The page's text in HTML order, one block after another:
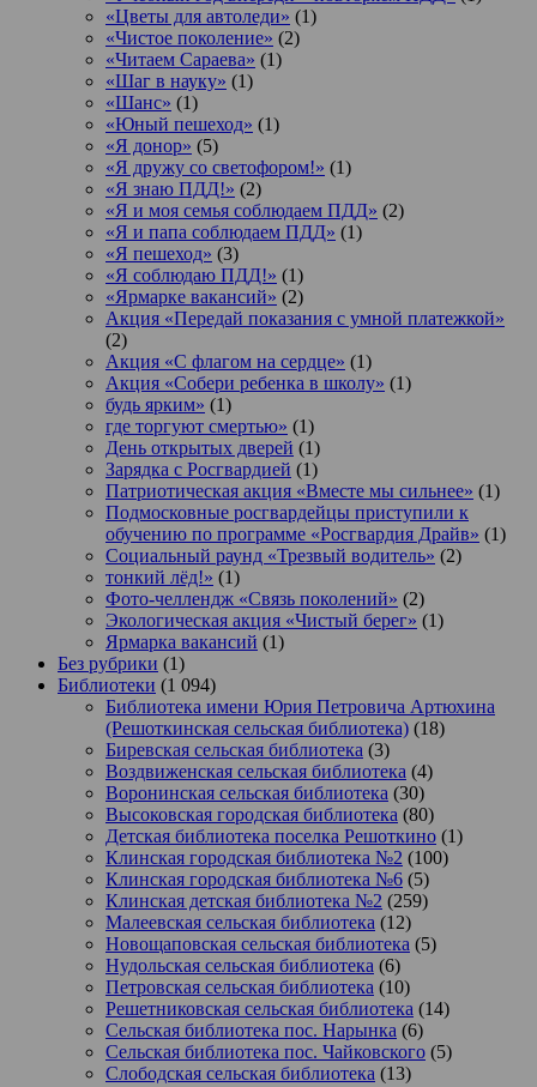
«Цветы для автоледи» (1)
«Чистое поколение» (2)
«Читаем Сараева» (1)
«Шаг в науку» (1)
«Шанс» (1)
«Юный пешеход» (1)
«Я донор» (5)
«Я дружу со светофором!» (1)
«Я знаю ПДД!» (2)
«Я и моя семья соблюдаем ПДД» (2)
«Я и папа соблюдаем ПДД» (1)
«Я пешеход» (3)
«Я соблюдаю ПДД!» (1)
«Ярмарке вакансий» (2)
Акция «Передай показания с умной платежкой»
(2)
Акция «С флагом на сердце» (1)
Акция «Собери ребенка в школу» (1)
будь ярким» (1)
где торгуют смертью» (1)
День открытых дверей (1)
Зарядка с Росгвардией (1)
Патриотическая акция «Вместе мы сильнее» (1)
Подмосковные росгвардейцы приступили к
обучению по программе «Росгвардия Драйв» (1)
Социальный раунд «Трезвый водитель» (2)
тонкий лёд!» (1)
Фото-челлендж «Связь поколений» (2)
Экологическая акция «Чистый берег» (1)
Ярмарка вакансий (1)
Без рубрики (1)
Библиотеки (1 094)
Библиотека имени Юрия Петровича Артюхина
(Решоткинская сельская библиотека) (18)
Биревская сельская библиотека (3)
Воздвиженская сельская библиотека (4)
Воронинская сельская библиотека (30)
Высоковская городская библиотека (80)
Детская библиотека поселка Решоткино (1)
Клинская городская библиотека №2 (100)
Клинская городская библиотека №6 (5)
Клинская детская библиотека №2 (259)
Малеевская сельская библиотека (12)
Новощаповская сельская библиотека (5)
Нудольская сельская библиотека (6)
Петровская сельская библиотека (10)
Решетниковская сельская библиотека (14)
Сельская библиотека пос. Нарынка (6)
Сельская библиотека пос. Чайковского (5)
Слободская сельская библиотека (13)